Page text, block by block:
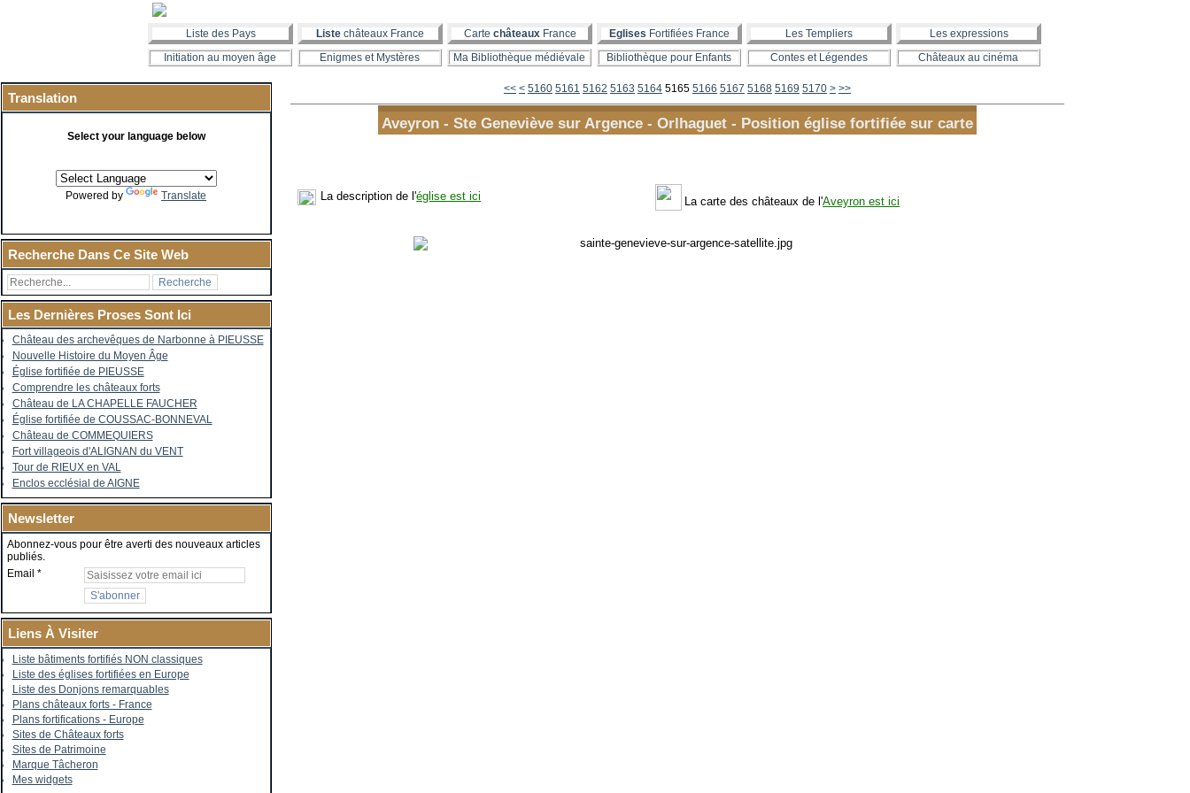
Liste des Pays Liste châteaux France Carte châteauxFrance Eglises Fortifiées France Les Templiers
Les expressions
Initiation au moyen âge
Enigmes et Mystères Ma Bibliothèque médiévale Bibliothèque pour Enfants Contes et Légendes Châteaux au cinéma
Translation
Select your language below
Powered by Translate
Recherche Dans Ce Site Web
Les Dernières Proses Sont Ici
Château des archevêques de Narbonne à PIEUSSE
Nouvelle Histoire du Moyen Âge
Église fortifiée de PIEUSSE
Comprendre les châteaux forts
Château de LA CHAPELLE FAUCHER
Église fortifiée de COUSSAC-BONNEVAL
Château de COMMEQUIERS
Fort villageois d'ALIGNAN du VENT
Tour de RIEUX en VAL
Enclos ecclésial de AIGNE
Newsletter
Abonnez-vous pour être averti des nouveaux articles
publiés.
Email
Liens À Visiter
Liste bâtiments fortifiés NON classiques
Liste des églises fortifiées en Europe
Liste des Donjons remarquables
Plans châteaux forts - France
Plans fortifications - Europe
Sites de Châteaux forts
Sites de Patrimoine
Marque Tâcheron
Mes widgets
<< < 5100
5110
5120
5130
5140
5150
5160 5161 5162 5163 5164 5165 5166 5167 5168 5169 5170 5180
5190
5200
5300
5400
5500
5600
> >>
Aveyron - Ste Geneviève sur Argence - Orlhaguet - Position église fortifiée sur carte
La description de l'église est ici La carte des châteaux de l'Aveyron est ici